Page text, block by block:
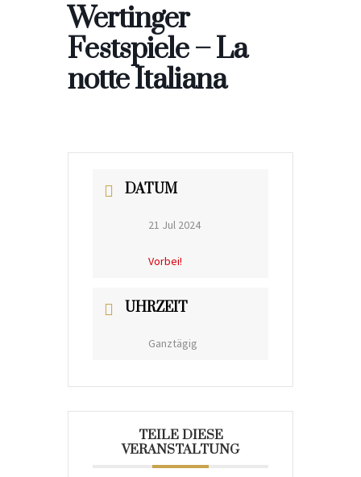
Wertinger
Festspiele – La
notte Italiana
DATUM
21 Jul 2024
Vorbei!
UHRZEIT
Ganztägig
TEILE DIESE
VERANSTALTUNG